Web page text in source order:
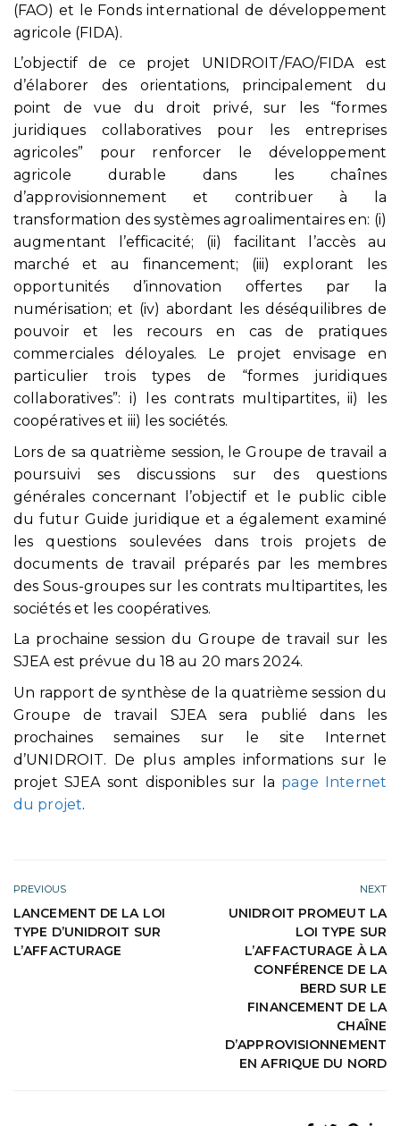
(FAO) et le Fonds international de développement
agricole (FIDA).
L’objectif de ce projet UNIDROIT/FAO/FIDA est
d’élaborer des orientations, principalement du
point de vue du droit privé, sur les “formes
juridiques collaboratives pour les entreprises
agricoles” pour renforcer le développement
agricole durable dans les chaînes
d’approvisionnement et contribuer à la
transformation des systèmes agroalimentaires en: (i)
augmentant l’efficacité; (ii) facilitant l’accès au
marché et au financement; (iii) explorant les
opportunités d’innovation offertes par la
numérisation; et (iv) abordant les déséquilibres de
pouvoir et les recours en cas de pratiques
commerciales déloyales. Le projet envisage en
particulier trois types de “formes juridiques
collaboratives”: i) les contrats multipartites, ii) les
coopératives et iii) les sociétés.
Lors de sa quatrième session, le Groupe de travail a
poursuivi ses discussions sur des questions
générales concernant l’objectif et le public cible
du futur Guide juridique et a également examiné
les questions soulevées dans trois projets de
documents de travail préparés par les membres
des Sous-groupes sur les contrats multipartites, les
sociétés et les coopératives.
La prochaine session du Groupe de travail sur les
SJEA est prévue du 18 au 20 mars 2024.
Un rapport de synthèse de la quatrième session du
Groupe de travail SJEA sera publié dans les
prochaines semaines sur le site Internet
d’UNIDROIT. De plus amples informations sur le
projet SJEA sont disponibles sur la page Internet
du projet.
PREVIOUS
LANCEMENT DE LA LOI
TYPE D’UNIDROIT SUR
L’AFFACTURAGE
NEXT
UNIDROIT PROMEUT LA
LOI TYPE SUR
L’AFFACTURAGE À LA
CONFÉRENCE DE LA
BERD SUR LE
FINANCEMENT DE LA
CHAÎNE
D’APPROVISIONNEMENT
EN AFRIQUE DU NORD